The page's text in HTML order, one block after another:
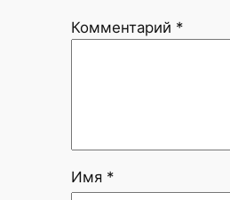
Комментарий *
Имя *